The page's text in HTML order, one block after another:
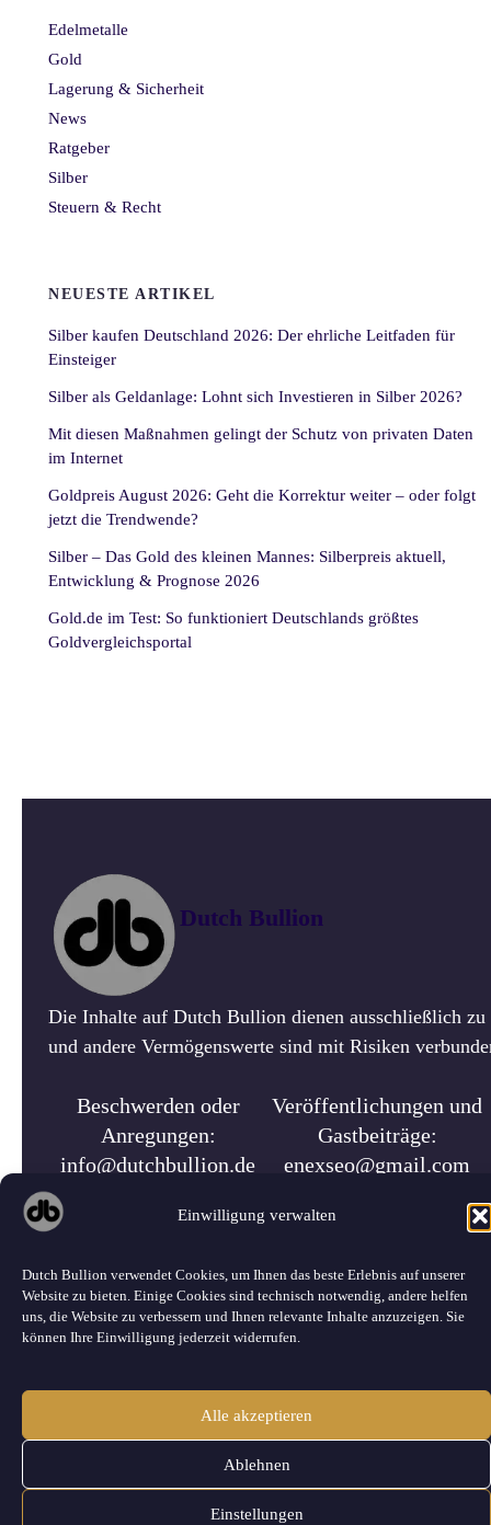
Einwilligung verwalten
Dutch Bullion verwendet Cookies, um Ihnen das beste Erlebnis auf unserer
Website zu bieten. Einige Cookies sind technisch notwendig, andere helfen
uns, die Website zu verbessern und Ihnen relevante Inhalte anzuzeigen. Sie
können Ihre Einwilligung jederzeit widerrufen.
Alle akzeptieren
Ablehnen
Einstellungen
Edelmetalle
Gold
Lagerung & Sicherheit
News
Ratgeber
Silber
Steuern & Recht
NEUESTE ARTIKEL
Silber kaufen Deutschland 2026: Der ehrliche Leitfaden für
Einsteiger
Silber als Geldanlage: Lohnt sich Investieren in Silber 2026?
Mit diesen Maßnahmen gelingt der Schutz von privaten Daten
im Internet
Goldpreis August 2026: Geht die Korrektur weiter – oder folgt
jetzt die Trendwende?
Silber – Das Gold des kleinen Mannes: Silberpreis aktuell,
Entwicklung & Prognose 2026
Gold.de im Test: So funktioniert Deutschlands größtes
Goldvergleichsportal
Dutch Bullion
Die Inhalte auf Dutch Bullion dienen ausschließlich
und andere Vermögenswerte sind mit Risiken
Beschwerden oder
Anregungen:
info@dutchbullion.de
Veröffentlichungen und
Gastbeiträge:
enexseo@gmail.com